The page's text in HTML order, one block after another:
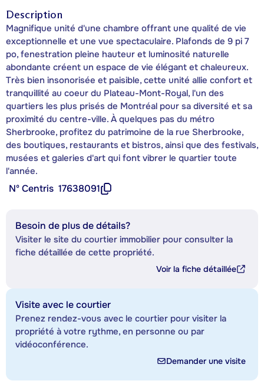
Description
Magnifique unité d'une chambre offrant une qualité de vie
exceptionnelle et une vue spectaculaire. Plafonds de 9 pi 7
po, fenestration pleine hauteur et luminosité naturelle
abondante créent un espace de vie élégant et chaleureux.
Très bien insonorisée et paisible, cette unité allie confort et
tranquillité au coeur du Plateau-Mont-Royal, l'un des
quartiers les plus prisés de Montréal pour sa diversité et sa
proximité du centre-ville. À quelques pas du métro
Sherbrooke, profitez du patrimoine de la rue Sherbrooke,
des boutiques, restaurants et bistros, ainsi que des festivals,
musées et galeries d'art qui font vibrer le quartier toute
l'année.
Nº Centris 17638091
Besoin de plus de détails?
Visiter le site du courtier immobilier pour consulter la
fiche détaillée de cette propriété.
Voir la fiche détaillée
Visite avec le courtier
Prenez rendez-vous avec le courtier pour visiter la
propriété à votre rythme, en personne ou par
vidéoconférence.
Demander une visite